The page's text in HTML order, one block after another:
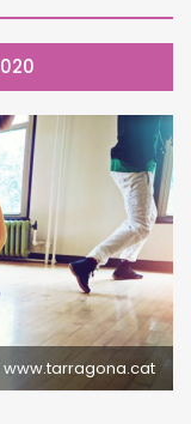
www.tarragona.cat